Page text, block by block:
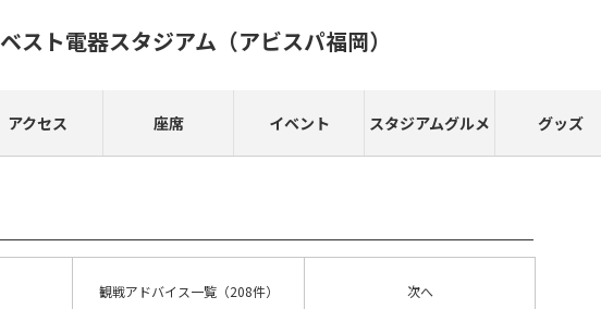
ベスト電器スタジアム （アビスパ福岡）
アクセス 座席 イベント スタジアムグルメ グッズ
観戦アドバイス一覧（208件） 次へ